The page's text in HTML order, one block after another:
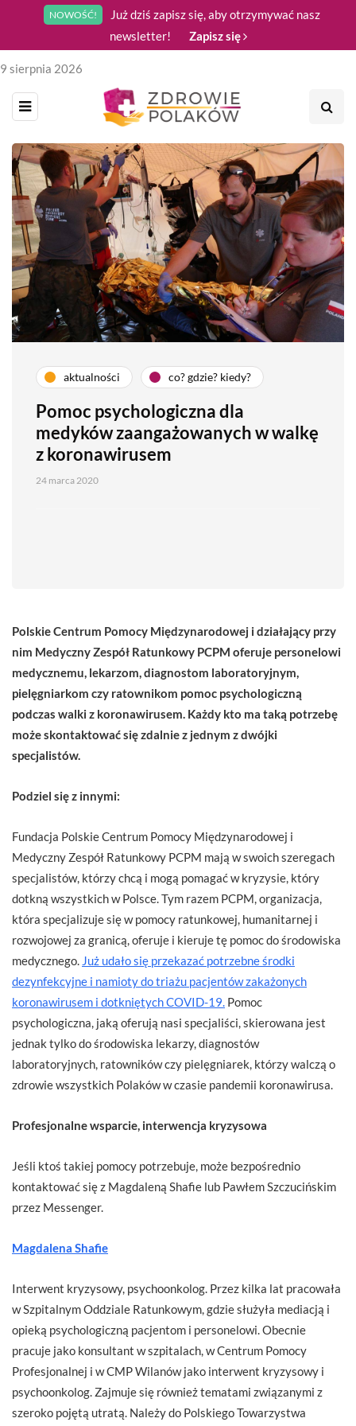
NOWOŚĆ!
Już dziś zapisz się, aby otrzymywać nasz
newsletter!
Zapisz się
9 sierpnia 2026
aktualności co? gdzie? kiedy?
Pomoc psychologiczna dla
medyków zaangażowanych w walkę
z koronawirusem
24 marca 2020
Polskie Centrum Pomocy Międzynarodowej i działający przy
nim Medyczny Zespół Ratunkowy PCPM oferuje personelowi
medycznemu, lekarzom, diagnostom laboratoryjnym,
pielęgniarkom czy ratownikom pomoc psychologiczną
podczas walki z koronawirusem. Każdy kto ma taką potrzebę
może skontaktować się zdalnie z jednym z dwójki
specjalistów.
Podziel się z innymi:
Fundacja Polskie Centrum Pomocy Międzynarodowej i
Medyczny Zespół Ratunkowy PCPM mają w swoich szeregach
specjalistów, którzy chcą i mogą pomagać w kryzysie, który
dotkną wszystkich w Polsce. Tym razem PCPM, organizacja,
która specjalizuje się w pomocy ratunkowej, humanitarnej i
rozwojowej za granicą, oferuje i kieruje tę pomoc do środowiska
medycznego. Już udało się przekazać potrzebne środki
dezynfekcyjne i namioty do triażu pacjentów zakażonych
koronawirusem i dotkniętych COVID-19. Pomoc
psychologiczna, jaką oferują nasi specjaliści, skierowana jest
jednak tylko do środowiska lekarzy, diagnostów
laboratoryjnych, ratowników czy pielęgniarek, którzy walczą o
zdrowie wszystkich Polaków w czasie pandemii koronawirusa.
Profesjonalne wsparcie, interwencja kryzysowa
Jeśli ktoś takiej pomocy potrzebuje, może bezpośrednio
kontaktować się z Magdaleną Shafie lub Pawłem Szczucińskim
przez Messenger.
Magdalena Shafie
Interwent kryzysowy, psychoonkolog. Przez kilka lat pracowała
w Szpitalnym Oddziale Ratunkowym, gdzie służyła mediacją i
opieką psychologiczną pacjentom i personelowi. Obecnie
pracuje jako konsultant w szpitalach, w Centrum Pomocy
Profesjonalnej i w CMP Wilanów jako interwent kryzysowy i
psychoonkolog. Zajmuje się również tematami związanymi z
szeroko pojętą utratą. Należy do Polskiego Towarzystwa